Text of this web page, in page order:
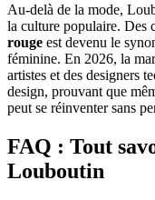
Au-delà de la mode,
la culture populaire. Des
rouge est devenu le
féminine. En 2026, la
artistes et des designers
design, prouvant que
peut se réinventer sans
FAQ : Tout
Louboutin